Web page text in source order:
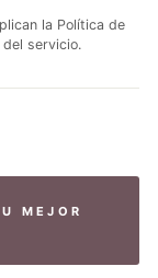
la Política de
del servicio.
MEJOR